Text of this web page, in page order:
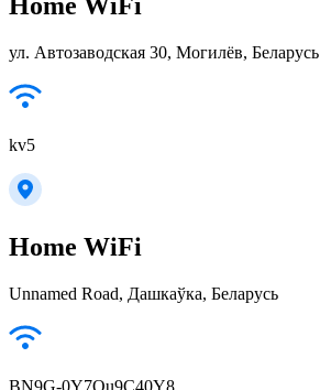
ул. Автозаводская 30, Могилёв, Беларусь
kv5
Home WiFi
Unnamed Road, Дашкаўка, Беларусь
BN9G-0Y7Qu9C40Y8